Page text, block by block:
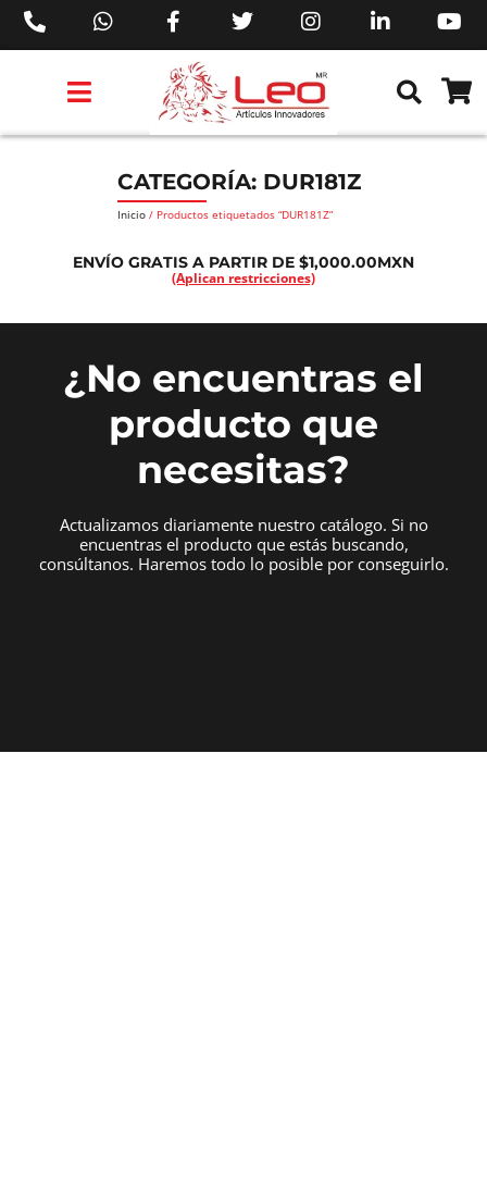
CATEGORÍA: DUR181Z
Inicio / Productos etiquetados “DUR181Z”
ENVÍO GRATIS A PARTIR DE $1,000.00MXN
(Aplican restricciones)
¿No encuentras el
producto que
necesitas?
Actualizamos diariamente nuestro catálogo. Si no
encuentras el producto que estás buscando,
consúltanos. Haremos todo lo posible por conseguirlo.